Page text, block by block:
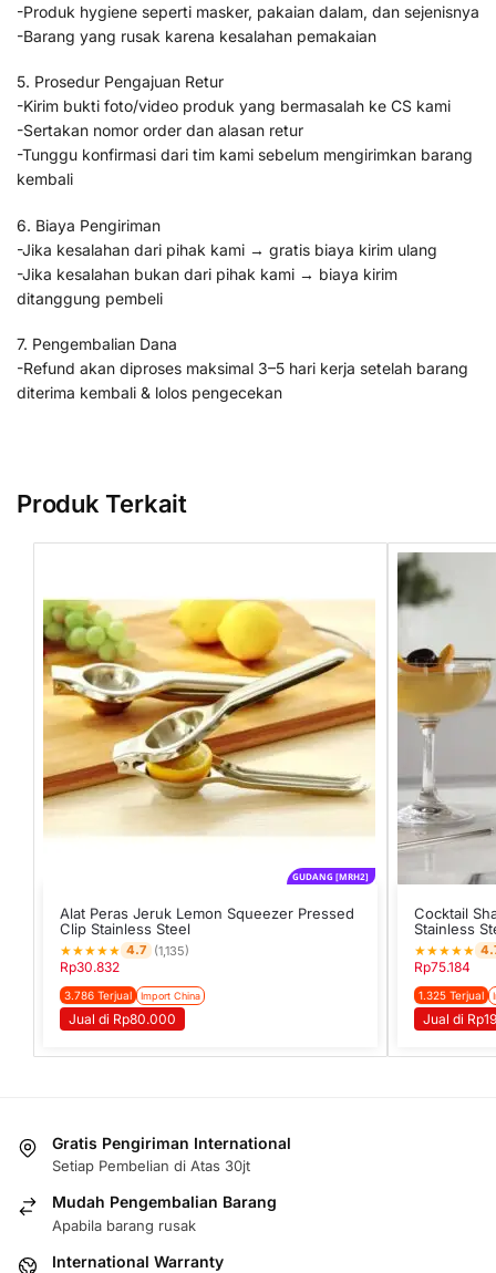
-Produk hygiene seperti masker, pakaian dalam, dan sejenisnya
-Barang yang rusak karena kesalahan pemakaian
5. Prosedur Pengajuan Retur
-Kirim bukti foto/video produk yang bermasalah ke CS kami
-Sertakan nomor order dan alasan retur
-Tunggu konfirmasi dari tim kami sebelum mengirimkan barang
kembali
6. Biaya Pengiriman
-Jika kesalahan dari pihak kami → gratis biaya kirim ulang
-Jika kesalahan bukan dari pihak kami → biaya kirim
ditanggung pembeli
7. Pengembalian Dana
-Refund akan diproses maksimal 3–5 hari kerja setelah barang
diterima kembali & lolos pengecekan
Produk Terkait
GUDANG [MRH2]
Alat Peras Jeruk Lemon Squeezer Pressed
Clip Stainless Steel
★★★★★ 4.7 (1,135)
Rp30.832
3.786 Terjual Import China
Jual di Rp80.000
Cocktail
Stainless
★★★★★
Rp75.184
1.325 Terjual
Jual di
Gratis Pengiriman International
Setiap Pembelian di Atas 30jt
Mudah Pengembalian Barang
Apabila barang rusak
International Warranty